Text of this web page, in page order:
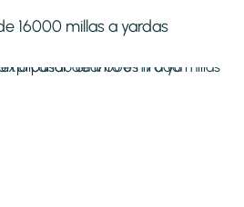
16000 millas a yardas